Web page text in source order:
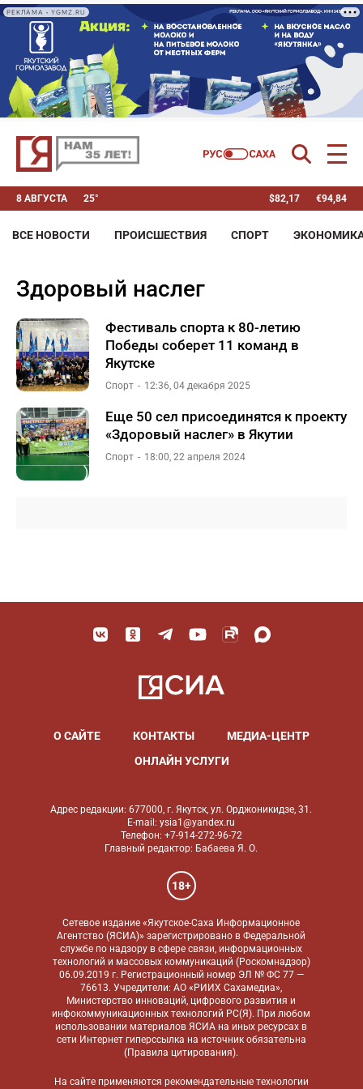
РЕКЛАМА • YGMZ.RU
8 АВГУСТА 25° $82,17 €94,84
ВСЕ НОВОСТИ ПРОИСШЕСТВИЯ СПОРТ
здоровый наслег
Фестиваль спорта к 80-летию
Победы соберет 11 команд в
Якутске
Спорт 12:36, 04 декабря 2025
Еще 50 сел присоединятся к проекту
«Здоровый наслег» в Якутии
Спорт 18:00, 22 апреля 2024
О САЙТЕ КОНТАКТЫ
МЕДИА-ЦЕНТР
ОНЛАЙН УСЛУГИ
Адрес редакции: 677000, г. Якутск, ул. Орджоникидзе, 31.
E-mail: ysia1@yandex.ru
Телефон: +7-914-272-96-72
Главный редактор: Бабаева Я. О.
18+
Сетевое издание «Якутское-Саха Информационное
Агентство (ЯСИА)» зарегистрировано в Федеральной
службе по надзору в сфере связи, информационных
технологий и массовых коммуникаций (Роскомнадзор)
06.09.2019 г. Регистрационный номер ЭЛ № ФС 77 —
76613. Учредители: АО «РИИХ Сахамедиа»,
Министерство инноваций, цифрового развития и
инфокоммуникационных технологий РС(Я). При любом
использовании материалов ЯСИА на иных ресурсах в
сети Интернет гиперссылка на источник обязательна
(Правила цитирования).
На сайте применяются рекомендательные технологии